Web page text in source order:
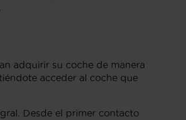
adquirir su coche de manera
acceder al coche que
Desde el primer contacto